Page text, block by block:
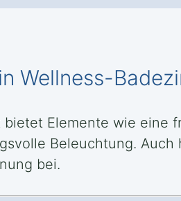
Wellness-
Elemente wie eine
Beleuchtung.
bei.